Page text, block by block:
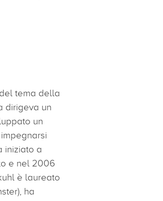
tema della
dirigeva un
un
iniziato a
e nel 2006
è laureato
ha